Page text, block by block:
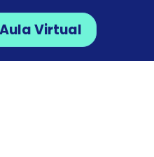
Aula Virtual